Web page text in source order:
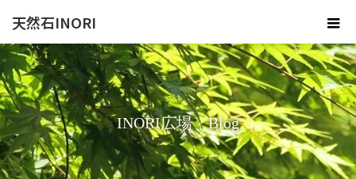
天然石INORI
INORI広場 Blog